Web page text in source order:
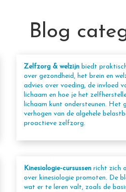
Blog
Zelfzorg & welzijn biedt
over gezondheid, het brein en
advies over voeding, de invloed
lichaam en hoe je het
lichaam kunt ondersteunen. Het
verhogen van de algehele
proactieve zelfzorg.
Kinesiologie-cursussenricht zich
over kinesiologie promoten. De
wat er te leren valt, zoals de